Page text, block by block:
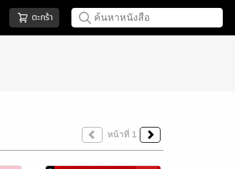
ตะกร้า
หน้าที่ 1